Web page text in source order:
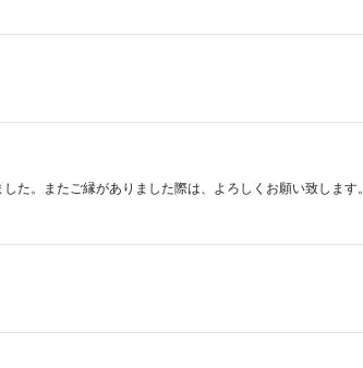
た。またご縁がありました際は、よろしくお願い致します。